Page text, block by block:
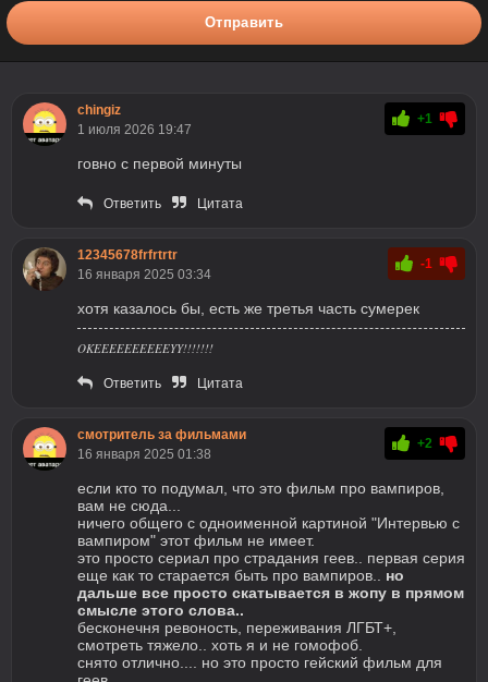
Отправить
chingiz
1 июля 2026 19:47
+1
говно с первой минуты
Ответить Цитата
12345678frfrtrtr
16 января 2025 03:34
-1
хотя казалось бы, есть же третья часть сумерек
OKEEEEEEEEEEYY!!!!!!!
Ответить Цитата
смотритель за фильмами
16 января 2025 01:38
+2
если кто то подумал, что это фильм про вампиров,
вам не сюда...
ничего общего с одноименной картиной "Интервью с
вампиром" этот фильм не имеет.
это просто сериал про страдания геев.. первая серия
еще как то старается быть про вампиров.. но
дальше все просто скатывается в жопу в прямом
смысле этого слова..
бесконечня ревоность, переживания ЛГБТ+,
смотреть тяжело.. хоть я и не гомофоб.
снято отлично.... но это просто гейский фильм для